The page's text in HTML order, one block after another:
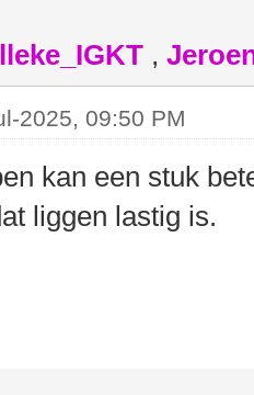
,
2025, 09:50 PM
kan een stuk
liggen lastig is.